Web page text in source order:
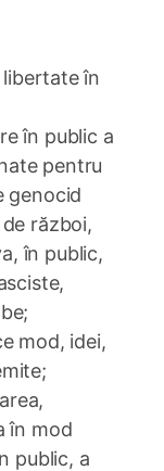
în
în public a
pentru
genocid
război,
în public,
mod, idei,
în mod
public, a